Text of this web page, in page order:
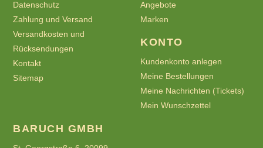
Datenschutz
Zahlung und Versand
Versandkosten und
Rücksendungen
Kontakt
Sitemap
Angebote
Marken
KONTO
Kundenkonto anlegen
Meine Bestellungen
Meine Nachrichten (Tickets)
Mein Wunschzettel
BARUCH GMBH